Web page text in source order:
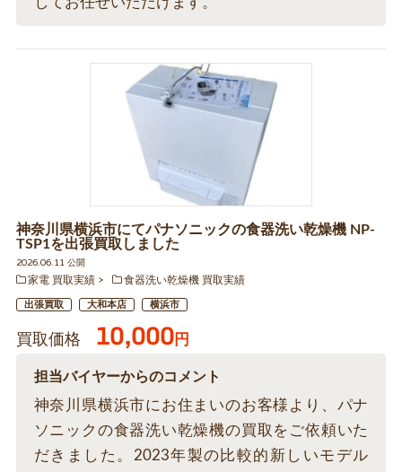
神奈川県横浜市にてパナソニックの食器洗い乾燥機 NP-
TSP1を出張買取しました
2026.06.11 公開
家電 買取実績
食器洗い乾燥機 買取実績
出張買取 大和本店 横浜市
買取価格 10,000円
担当バイヤーからのコメント
神奈川県横浜市にお住まいのお客様より、パナ
ソニックの食器洗い乾燥機の買取をご依頼いた
だきました。2023年製の比較的新しいモデル